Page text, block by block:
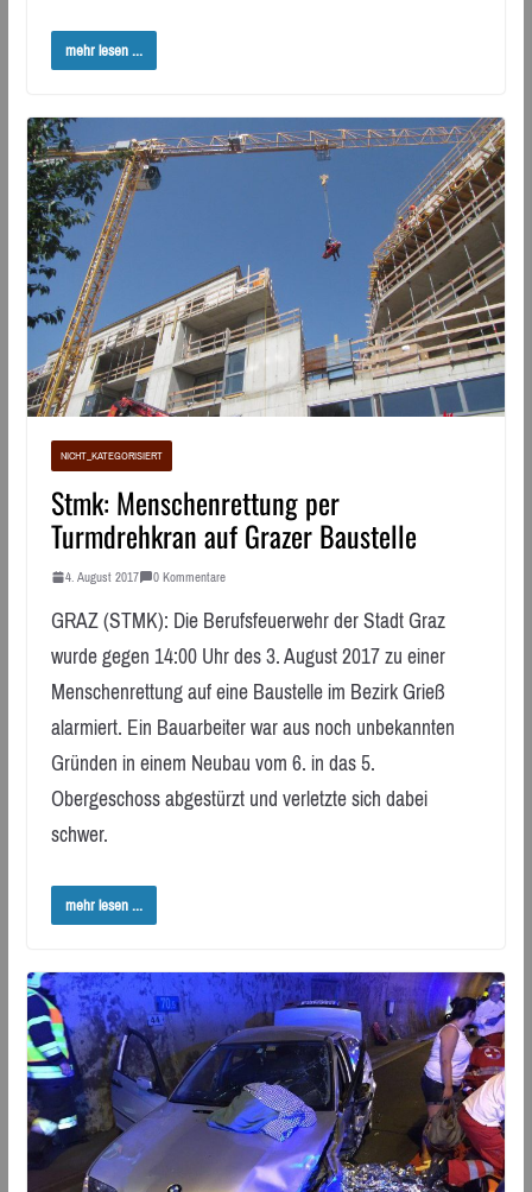
mehr lesen ...
NICHT_KATEGORISIERT
Stmk: Menschenrettung per
Turmdrehkran auf Grazer Baustelle
4. August 2017 0 Kommentare
GRAZ (STMK): Die Berufsfeuerwehr der Stadt Graz
wurde gegen 14:00 Uhr des 3. August 2017 zu einer
Menschenrettung auf eine Baustelle im Bezirk Grieß
alarmiert. Ein Bauarbeiter war aus noch unbekannten
Gründen in einem Neubau vom 6. in das 5.
Obergeschoss abgestürzt und verletzte sich dabei
schwer.
mehr lesen ...